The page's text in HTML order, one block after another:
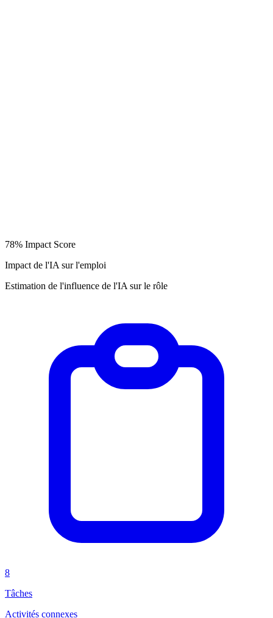
78% Impact Score
Impact de l'IA sur l'emploi
Estimation de l'influence de l'IA sur le rôle
8
Tâches
Activités connexes